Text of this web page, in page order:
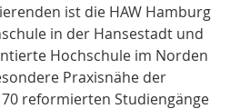
ist die HAW Hamburg
in der Hansestadt und
Hochschule im Norden
Praxisnähe der
reformierten Studiengänge